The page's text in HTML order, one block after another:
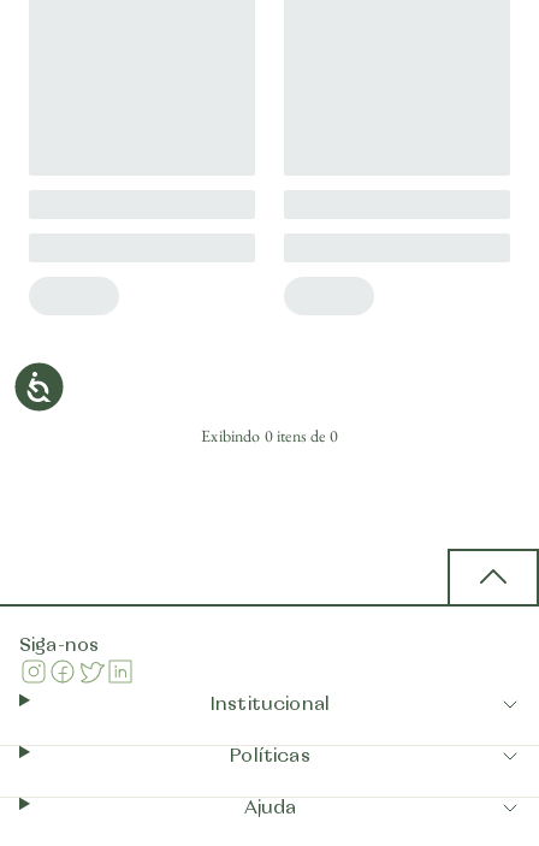
Exibindo 0itens de 0
Siga-nos
Instagram
Facebook
Twitter
Institucional
Políticas
Ajuda